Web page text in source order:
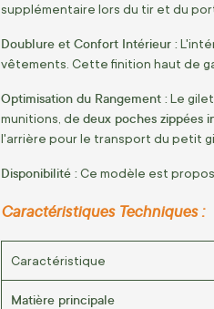
supplémentaire lors du tir et du
Doublure et Confort Intérieur :
vêtements. Cette finition haut de
Optimisation du Rangement : Le
munitions, de deux poches zippées
l'arrière pour le transport du petit
Disponibilité : Ce modèle est
Caractéristiques Techniques :
Caractéristique
Matière principale